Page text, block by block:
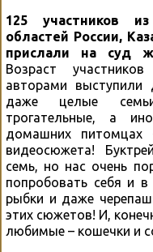
125 участников
областей России,
прислали на суд
Возраст
авторами выступили
даже целые
трогательные, а
домашних
видеосюжета!
семь, но нас очень
попробовать себя и
рыбки и даже
этих сюжетов! И,
любимые – кошечки и